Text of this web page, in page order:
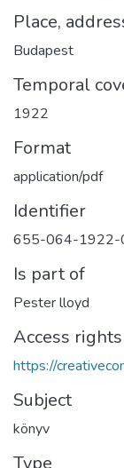
Place,
Budapest
Temporal
1922
Format
application/pdf
Identifier
655-064-1922-
Is part of
Pester lloyd
Access rights
https://
Subject
könyv
Type